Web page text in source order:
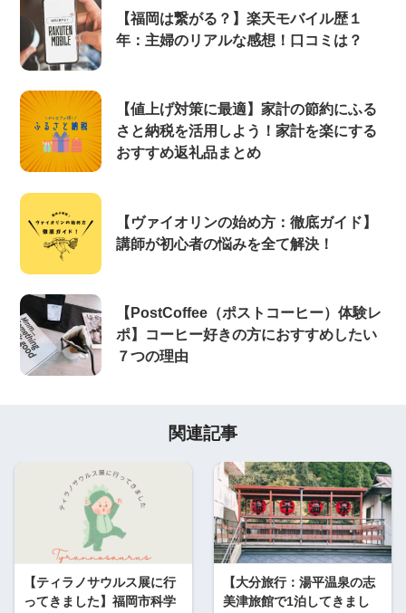
【福岡は繋がる？】楽天モバイル歴１
年：主婦のリアルな感想！口コミは？
【値上げ対策に最適】家計の節約にふる
さと納税を活用しよう！家計を楽にする
おすすめ返礼品まとめ
【ヴァイオリンの始め方：徹底ガイド】
講師が初心者の悩みを全て解決！
【PostCoffee（ポストコーヒー）体験レ
ポ】コーヒー好きの方におすすめしたい
７つの理由
関連記事
【ティラノサウルス展に行
ってきました】福岡市科学
【大分旅行：湯平温泉の志
美津旅館で1泊してきまし